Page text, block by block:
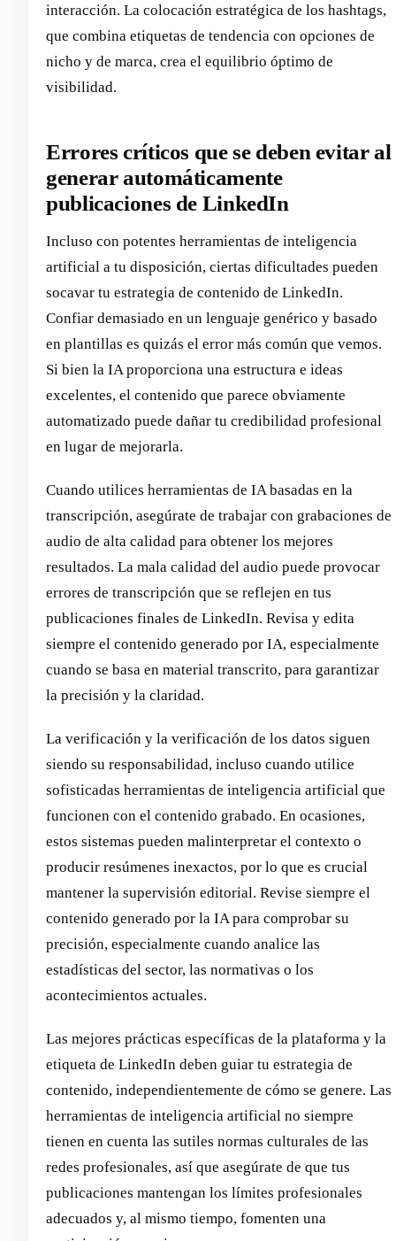
interacción. La colocación estratégica de los hashtags,
que combina etiquetas de tendencia con opciones de
nicho y de marca, crea el equilibrio óptimo de
visibilidad.
Errores críticos que se deben evitar al
generar automáticamente
publicaciones de LinkedIn
Incluso con potentes herramientas de inteligencia
artificial a tu disposición, ciertas dificultades pueden
socavar tu estrategia de contenido de LinkedIn.
Confiar demasiado en un lenguaje genérico y basado
en plantillas es quizás el error más común que vemos.
Si bien la IA proporciona una estructura e ideas
excelentes, el contenido que parece obviamente
automatizado puede dañar tu credibilidad profesional
en lugar de mejorarla.
Cuando utilices herramientas de IA basadas en la
transcripción, asegúrate de trabajar con grabaciones de
audio de alta calidad para obtener los mejores
resultados. La mala calidad del audio puede provocar
errores de transcripción que se reflejen en tus
publicaciones finales de LinkedIn. Revisa y edita
siempre el contenido generado por IA, especialmente
cuando se basa en material transcrito, para garantizar
la precisión y la claridad.
La verificación y la verificación de los datos siguen
siendo su responsabilidad, incluso cuando utilice
sofisticadas herramientas de inteligencia artificial que
funcionen con el contenido grabado. En ocasiones,
estos sistemas pueden malinterpretar el contexto o
producir resúmenes inexactos, por lo que es crucial
mantener la supervisión editorial. Revise siempre el
contenido generado por la IA para comprobar su
precisión, especialmente cuando analice las
estadísticas del sector, las normativas o los
acontecimientos actuales.
Las mejores prácticas específicas de la plataforma y la
etiqueta de LinkedIn deben guiar tu estrategia de
contenido, independientemente de cómo se genere. Las
herramientas de inteligencia artificial no siempre
tienen en cuenta las sutiles normas culturales de las
redes profesionales, así que asegúrate de que tus
publicaciones mantengan los límites profesionales
adecuados y, al mismo tiempo, fomenten una